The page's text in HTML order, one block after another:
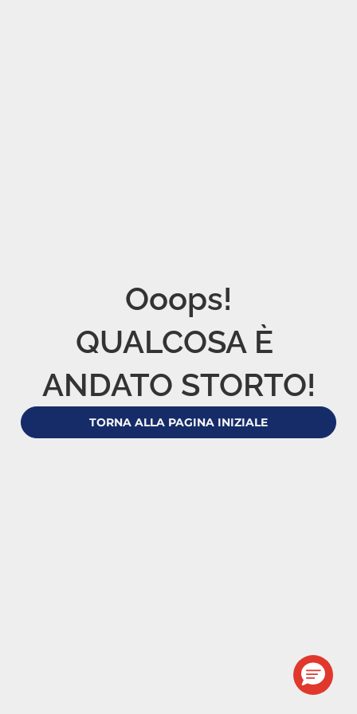
Ooops!
QUALCOSA È
ANDATO STORTO!
TORNA ALLA PAGINA INIZIALE